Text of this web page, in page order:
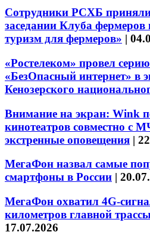
Сотрудники РСХБ приняли
заседании Клуба
туризм для фермеров» |
«Ростелеком» провел
«БезОпасный интернет» в
Кенозерского
Внимание на экран: Wink
кинотеатров совместно с
экстренные оповещения |
МегаФон назвал самые
смартфоны в России |
МегаФон охватил 4G-
километров главной
17.07.2026